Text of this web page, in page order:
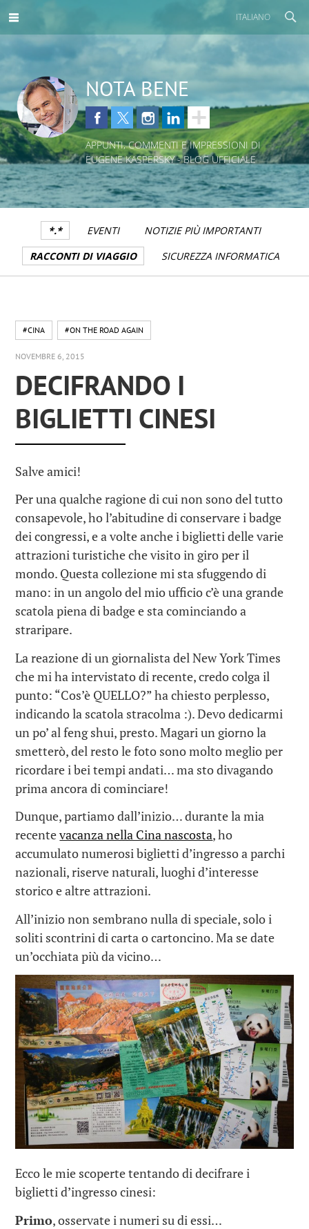
ITALIANO
NOTA BENE
APPUNTI, COMMENTI E IMPRESSIONI DI
EUGENE KASPERSKY - BLOG UFFICIALE
*.* EVENTI
NOTIZIE PIÙ IMPORTANTI
RACCONTI DI VIAGGIO
SICUREZZA INFORMATICA
#CINA #ON THE ROAD AGAIN
NOVEMBRE 6, 2015
DECIFRANDO I
BIGLIETTI CINESI
Salve amici!
Per una qualche ragione di cui non sono del tutto
consapevole, ho l’abitudine di conservare i badge
dei congressi, e a volte anche i biglietti delle varie
attrazioni turistiche che visito in giro per il
mondo. Questa collezione mi sta sfuggendo di
mano: in un angolo del mio ufficio c’è una grande
scatola piena di badge e sta cominciando a
straripare.
La reazione di un giornalista del New York Times
che mi ha intervistato di recente, credo colga il
punto: “Cos’è QUELLO?” ha chiesto perplesso,
indicando la scatola stracolma :). Devo dedicarmi
un po’ al feng shui, presto. Magari un giorno la
smetterò, del resto le foto sono molto meglio per
ricordare i bei tempi andati… ma sto divagando
prima ancora di cominciare!
Dunque, partiamo dall’inizio… durante la mia
recentevacanza nella Cina nascosta, ho
accumulato numerosi biglietti d’ingresso a parchi
nazionali, riserve naturali, luoghi d’interesse
storico e altre attrazioni.
All’inizio non sembrano nulla di speciale, solo i
soliti scontrini di carta o cartoncino. Ma se date
un’occhiata più da vicino…
Ecco le mie scoperte tentando di decifrare i
biglietti d’ingresso cinesi:
Primo, osservate i numeri su di essi…